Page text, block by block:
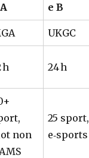
e B
UKGC
h 24 h
non
25 sport,
e‑sports